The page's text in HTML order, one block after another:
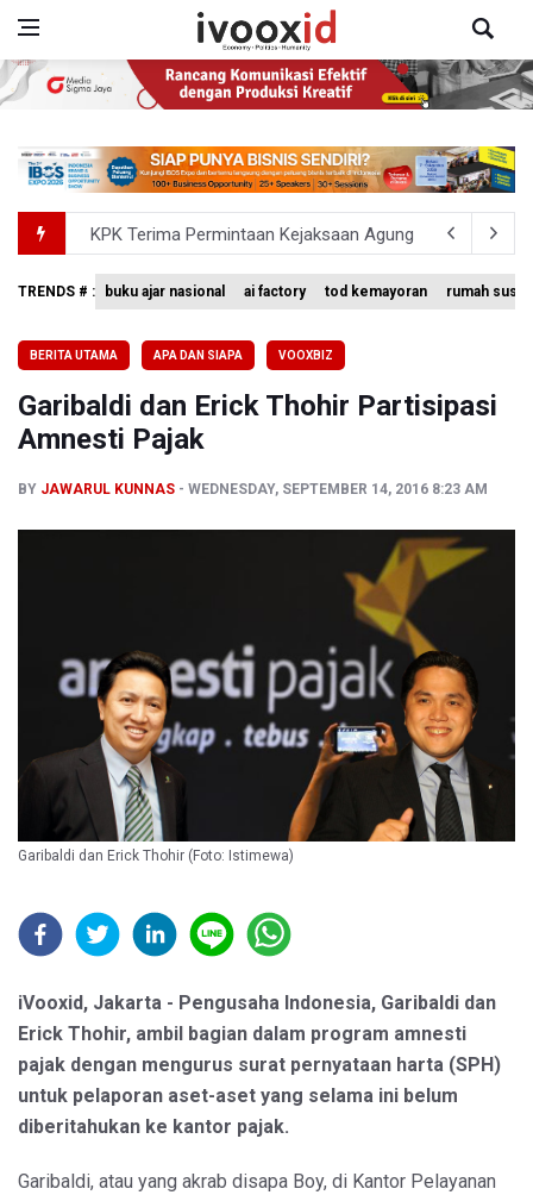
Kementerian ESDM Kaji Pengembangan PLTS
BRIN Kembangkan Teknologi Modifikasi Cuaca hingga
Terkait Temuan 995 Pucuk Senjata, Yayasan Sekolah:
KPK Terima Permintaan Kejaksaan Agung Periksa
TRENDS # : buku ajar nasional ai factory tod kemayoran rumah
BERITA UTAMA APA DAN SIAPA VOOXBIZ
Garibaldi dan Erick Thohir Partisipasi
Amnesti Pajak
BY JAWARUL KUNNAS WEDNESDAY, SEPTEMBER 14, 2016 8:23 AM
Garibaldi dan Erick Thohir (Foto: Istimewa)
iVooxid, Jakarta - Pengusaha Indonesia, Garibaldi dan
Erick Thohir, ambil bagian dalam program amnesti
pajak dengan mengurus surat pernyataan harta (SPH)
untuk pelaporan aset-aset yang selama ini belum
diberitahukan ke kantor pajak.
Garibaldi, atau yang akrab disapa Boy, di Kantor Pelayanan